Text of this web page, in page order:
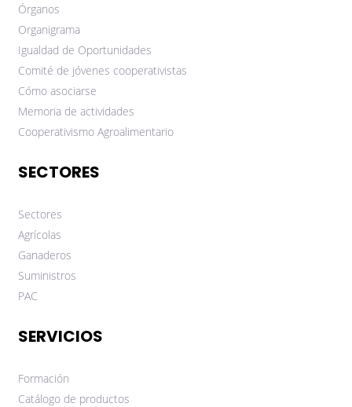
Órganos
Organigrama
Igualdad de Oportunidades
Comité de jóvenes cooperativistas
Cómo asociarse
Memoria de actividades
Cooperativismo Agroalimentario
SECTORES
Sectores
Agrícolas
Ganaderos
Suministros
PAC
SERVICIOS
Formación
Catálogo de productos